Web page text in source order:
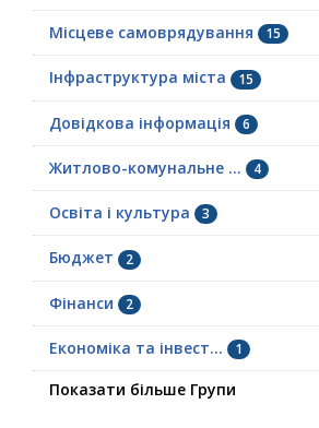
Місцеве самоврядування 15
Інфраструктура міста 15
Довідкова інформація 6
Житлово-комунальне ... 4
Освіта і культура 3
Бюджет 2
Фінанси 2
Економіка та інвест... 1
Показати більше Групи